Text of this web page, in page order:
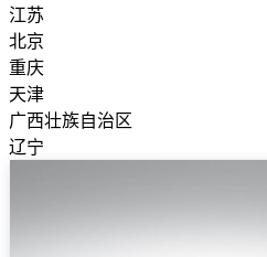
江苏
北京
重庆
天津
广西壮族自治区
辽宁